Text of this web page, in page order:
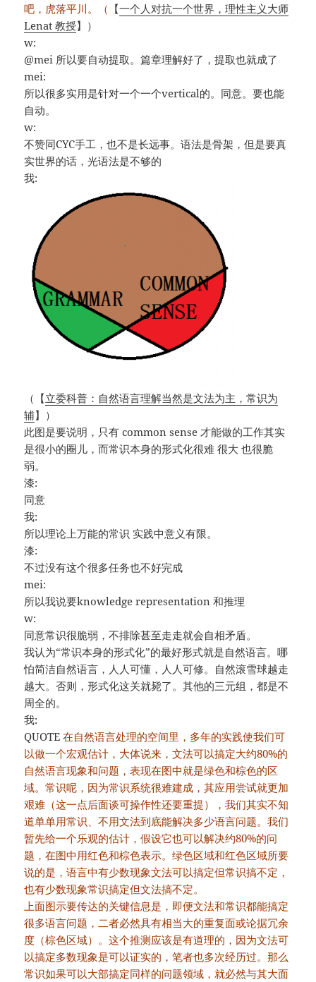
吧，虎落平川。（ 【一个人对抗一个世界，理性主义大师
Lenat 教授】）
w:
@mei 所以要自动提取。篇章理解好了，提取也就成了
mei:
所以很多实用是针对一个一个vertical的。同意。要也能
自动。
w:
不赞同CYC手工，也不是长远事。语法是骨架，但是要真
实世界的话，光语法是不够的
我:
（【立委科普：自然语言理解当然是文法为主，常识为
辅】）
此图是要说明，只有 common sense 才能做的工作其实
是很小的圈儿，而常识本身的形式化很难 很大 也很脆
弱。
漆:
同意
我:
所以理论上万能的常识 实践中意义有限。
漆:
不过没有这个很多任务也不好完成
mei:
所以我说要knowledge representation 和推理
w:
同意常识很脆弱，不排除甚至走走就会自相矛盾。
我认为“常识本身的形式化”的最好形式就是自然语言。哪
怕简洁自然语言，人人可懂，人人可修。自然滚雪球越走
越大。否则，形式化这关就毙了。其他的三元组，都是不
周全的。
我:
QUOTE在自然语言处理的空间里，多年的实践使我们可
以做一个宏观估计，大体说来，文法可以搞定大约80%的
自然语言现象和问题，表现在图中就是绿色和棕色的区
域。常识呢，因为常识系统很难建成，其应用尝试就更加
艰难（这一点后面谈可操作性还要重提），我们其实不知
道单单用常识、不用文法到底能解决多少语言问题。我们
暂先给一个乐观的估计，假设它也可以解决约80%的问
题，在图中用红色和棕色表示。绿色区域和红色区域所要
说的是，语言中有少数现象文法可以搞定但常识搞不定，
也有少数现象常识搞定但文法搞不定。
上面图示要传达的关键信息是，即便文法和常识都能搞定
很多语言问题，二者必然具有相当大的重复面或论据冗余
度（棕色区域）。这个推测应该是有道理的，因为文法可
以搞定多数现象是可以证实的，笔者也多次经历过。那么
常识如果可以大部搞定同样的问题领域，就必然与其大面